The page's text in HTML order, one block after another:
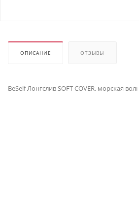
ОПИСАНИЕ ОТЗЫВЫ
BeSelf Лонгслив SOFT COVER, морская